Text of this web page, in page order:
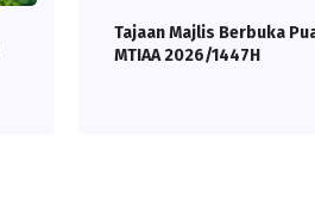
Tajaan Majlis Berbuka
MTIAA 2026/1447H